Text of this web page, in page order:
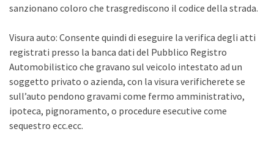
sanzionano coloro che trasgrediscono il codice della strada.
Visura auto: Consente quindi di eseguire la verifica degli atti
registrati presso la banca dati del Pubblico Registro
Automobilistico che gravano sul veicolo intestato ad un
soggetto privato o azienda, con la visura verificherete se
sull’auto pendono gravami come fermo amministrativo,
ipoteca, pignoramento, o procedure esecutive come
sequestro ecc.ecc.